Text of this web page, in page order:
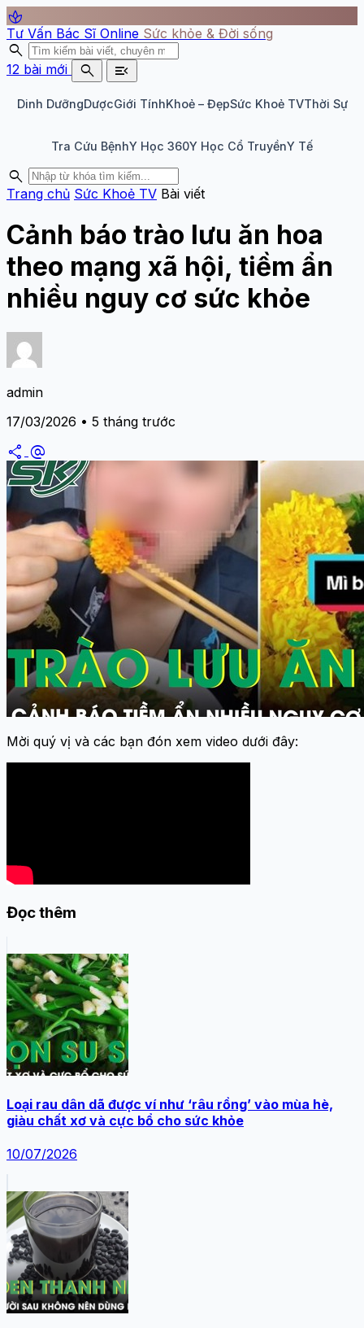
spa
Tư Vấn Bác Sĩ Online Sức khỏe & Đời sống
search
12 bài mới search menu_open
Dinh DưỡngDượcGiới TínhKhoẻ – ĐẹpSức Khoẻ TVThời Sự
Tra Cứu BệnhY Học 360Y Học Cổ TruyềnY Tế
search
Trang chủ Sức Khoẻ TV Bài viết
Cảnh báo trào lưu ăn hoa
theo mạng xã hội, tiềm ẩn
nhiều nguy cơ sức khỏe
admin
17/03/2026 • 5 tháng trước
share alternate_email
Mời quý vị và các bạn đón xem video dưới đây:
Đọc thêm
Loại rau dân dã được ví như ‘râu rồng’ vào mùa hè,
giàu chất xơ và cực bổ cho sức khỏe
10/07/2026